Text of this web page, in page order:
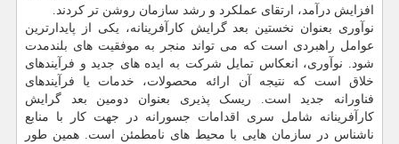
افزایش درآمد، ارتقای عملکرد و رشد سازمان روشن تر کردند.
نوآوری بعنوان نخستین بعد گرایش کارآفرینانه، یکی از پایدارترین
عوامل راهبردی است که می تواند منجر به موفقیت های بلندمدت
شود. نوآوری، انعکاس تمایل شرکت به ایده های جدید و فرآیندهای
خلاق است که نتیجه آن ارائه محصولات، خدمات یا فرآیندهای
فناورانه جدید است. ریسک پذیری بعنوان دومین بعد گرایش
کارآفرینانه شامل سری اقدامات جسورانه در جهت کار با منابع
ناشناس در سازمان هایی با محیط های نامطمئن است. همین طور